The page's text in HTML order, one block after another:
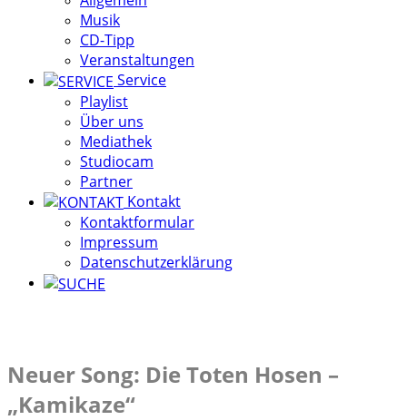
Musik
CD-Tipp
Veranstaltungen
Service
Playlist
Über uns
Mediathek
Studiocam
Partner
Kontakt
Kontaktformular
Impressum
Datenschutzerklärung
Neuer Song: Die Toten Hosen –
„Kamikaze“